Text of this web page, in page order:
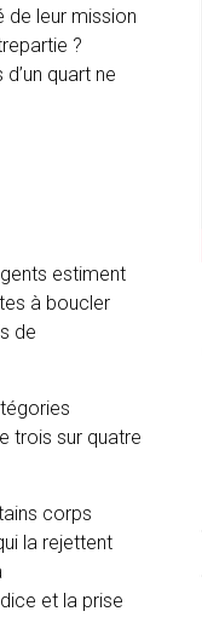
de leur mission
?
quart ne
estiment
à boucler
de
trois sur quatre
corps
la rejettent
et la prise